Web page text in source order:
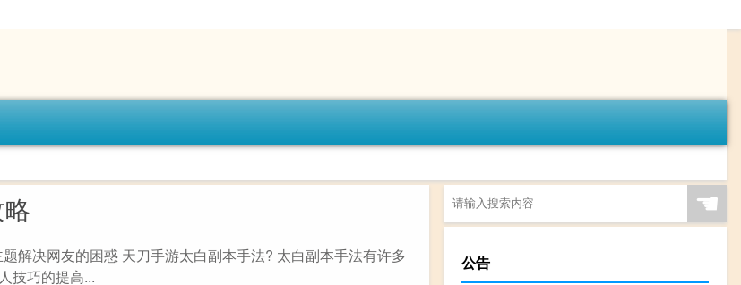
解决网友的困惑 天刀手游太白副本手法? 太白副本手法有许多
技巧的提高...
☚
公告